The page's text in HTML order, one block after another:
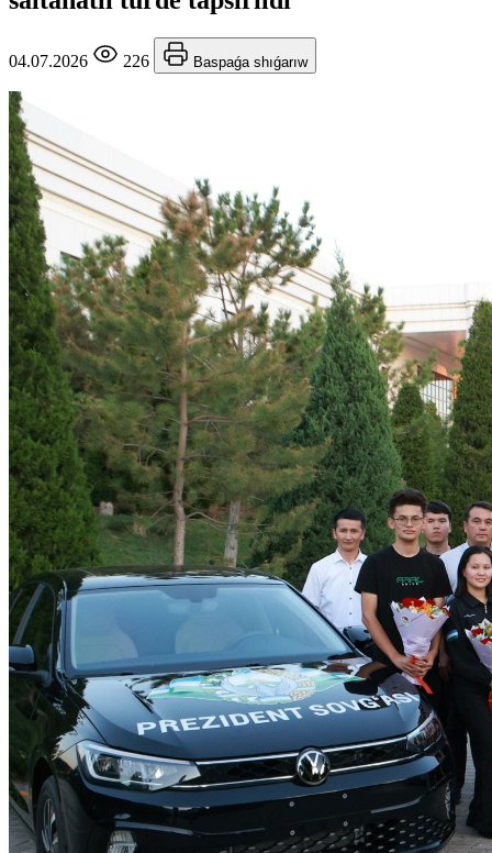
04.07.2026 226 Baspaǵa shıǵarıw